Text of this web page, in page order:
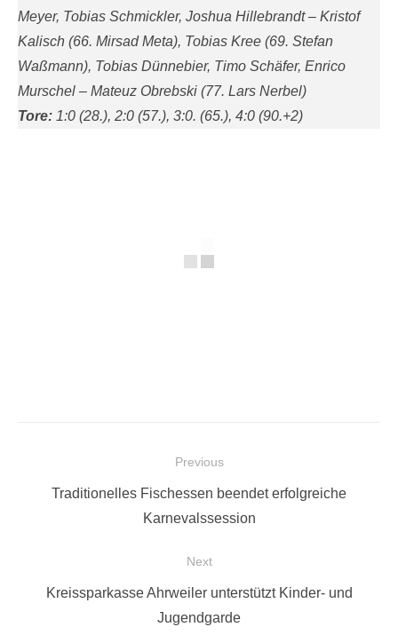
Meyer, Tobias Schmickler, Joshua Hillebrandt – Kristof
Kalisch (66. Mirsad Meta), Tobias Kree (69. Stefan
Waßmann), Tobias Dünnebier, Timo Schäfer, Enrico
Murschel – Mateuz Obrebski (77. Lars Nerbel)
Tore: 1:0 (28.), 2:0 (57.), 3:0. (65.), 4:0 (90.+2)
Beitragsnavigation
Previous
Previous
Traditionelles Fischessen beendet erfolgreiche
Karnevalssession
Next
NextKreissparkasse Ahrweiler unterstützt Kinder- und
Jugendgarde